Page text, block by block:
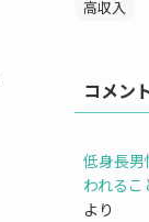
高収入
コメン
低身長
われるこ
より